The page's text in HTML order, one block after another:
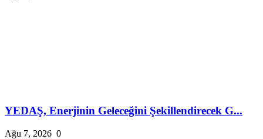
YEDAŞ, Enerjinin Geleceğini Şekillendirecek G...
Ağu 7, 2026 0